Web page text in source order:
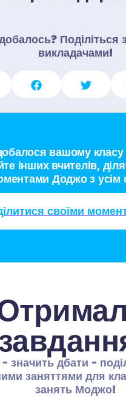
Поділіться
викладачами!
вашому класу
інших вчителів,
Доджо з усім
своїми
значить дбати -
заняттями для
занять Моджо!